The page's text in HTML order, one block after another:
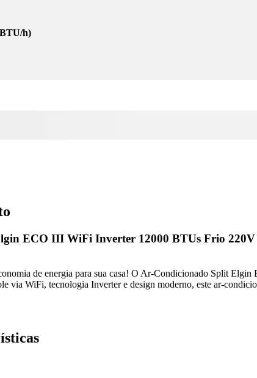
h)
ECO III WiFi Inverter 12000 BTUs Frio 220V
de energia para sua casa! O Ar-Condicionado Split
via WiFi, tecnologia Inverter e design moderno, este ar-